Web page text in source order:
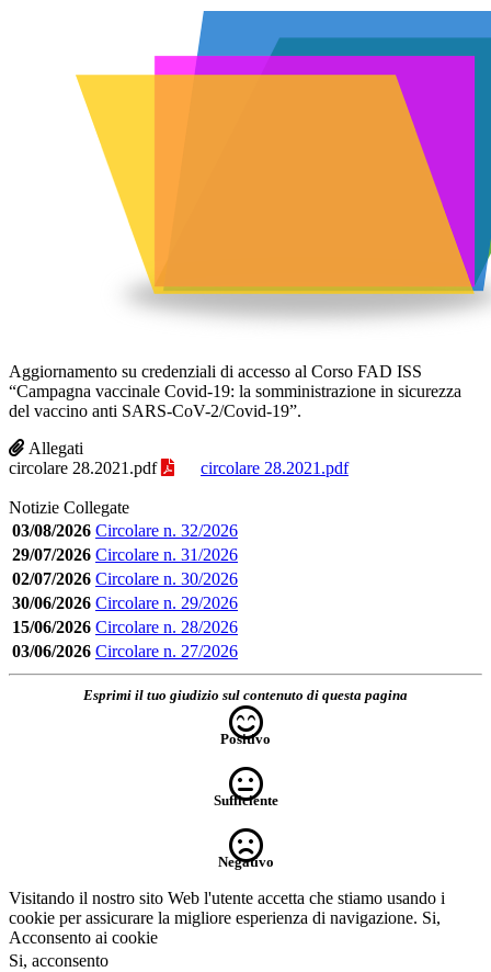
Aggiornamento su credenziali di accesso al Corso FAD ISS
“Campagna vaccinale Covid-19: la somministrazione in sicurezza
del vaccino anti SARS-CoV-2/Covid-19”.
Allegati
circolare 28.2021.pdf
circolare 28.2021.pdf
Notizie Collegate
03/08/2026 Circolare n. 32/2026
29/07/2026 Circolare n. 31/2026
02/07/2026 Circolare n. 30/2026
30/06/2026 Circolare n. 29/2026
15/06/2026 Circolare n. 28/2026
03/06/2026 Circolare n. 27/2026
Esprimi il tuo giudizio sul contenuto di questa pagina
Positivo
Sufficiente
Negativo
Visitando il nostro sito Web l'utente accetta che stiamo usando i
cookie per assicurare la migliore esperienza di navigazione. Si,
Acconsento ai cookie
Si, acconsento